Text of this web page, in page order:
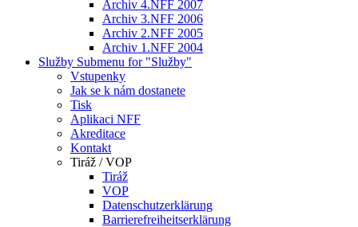
Archiv 4.NFF 2007
Archiv 3.NFF 2006
Archiv 2.NFF 2005
Archiv 1.NFF 2004
Služby Submenu for "Služby"
Vstupenky
Jak se k nám dostanete
Tisk
Aplikaci NFF
Akreditace
Kontakt
Tiráž / VOP
Tiráž
VOP
Datenschutzerklärung
Barrierefreiheitserklärung